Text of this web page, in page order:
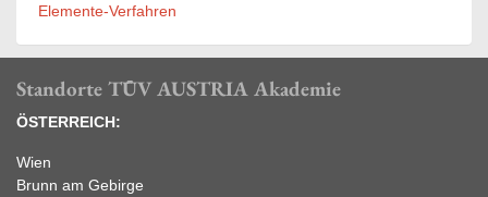
Elemente-Verfahren
Standorte TÜV AUSTRIA Akademie
ÖSTERREICH:
Wien
Brunn am Gebirge